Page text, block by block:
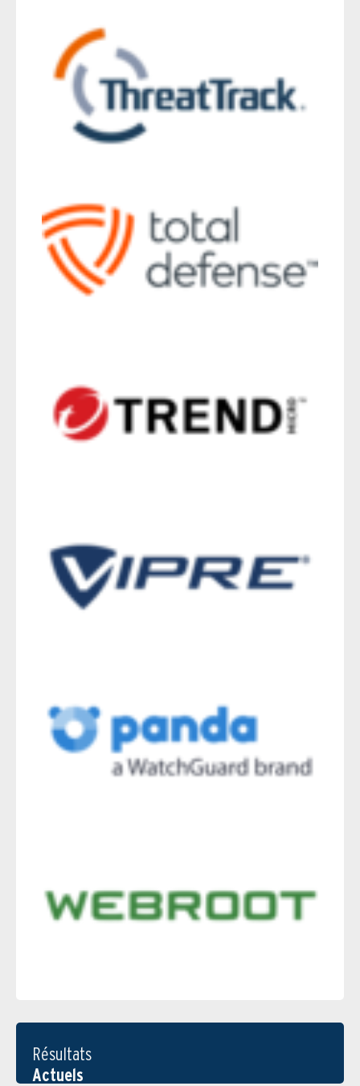
Résultats
Actuels